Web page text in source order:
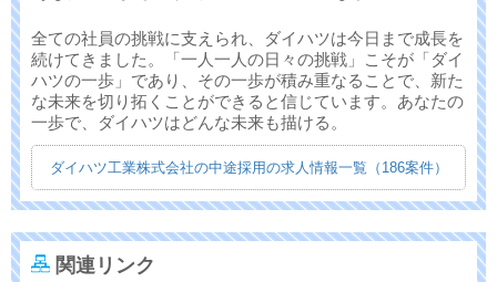
全ての社員の挑戦に支えられ、ダイハツは今日まで成長を
続けてきました。「一人一人の日々の挑戦」こそが「ダイ
ハツの一歩」であり、その一歩が積み重なることで、新た
な未来を切り拓くことができると信じています。あなたの
一歩で、ダイハツはどんな未来も描ける。
ダイハツ工業株式会社の中途採用の求人情報一覧（186案件）
関連リンク